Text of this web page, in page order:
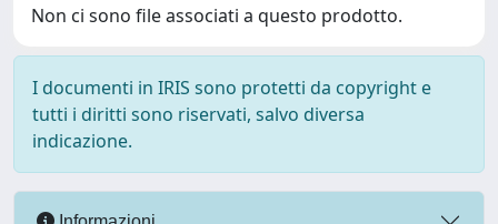
Non ci sono file associati a questo prodotto.
I documenti in IRIS sono protetti da copyright e
tutti i diritti sono riservati, salvo diversa
indicazione.